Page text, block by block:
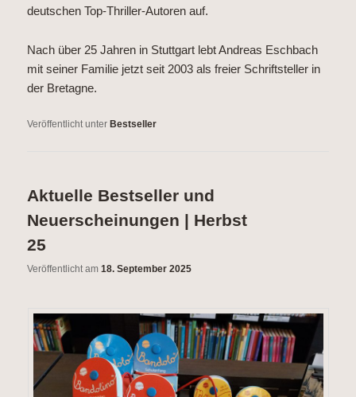
deutschen Top-Thriller-Autoren auf.
Nach über 25 Jahren in Stuttgart lebt Andreas Eschbach
mit seiner Familie jetzt seit 2003 als freier Schriftsteller in
der Bretagne.
Veröffentlicht unter Bestseller
Aktuelle Bestseller und
Neuerscheinungen | Herbst
25
Veröffentlicht am18. September 2025